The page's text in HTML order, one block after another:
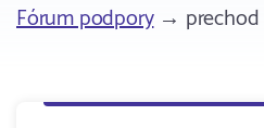
Fórum podpory→ prechod